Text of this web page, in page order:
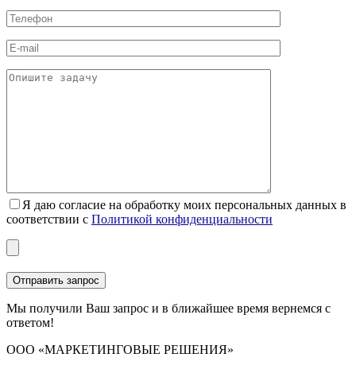
Я даю согласие на обработку моих персональных данных в
соответствии с Политикой конфиденциальности
Мы получили Ваш запрос и в ближайшее время вернемся с
ответом!
ООО «МАРКЕТИНГОВЫЕ РЕШЕНИЯ»